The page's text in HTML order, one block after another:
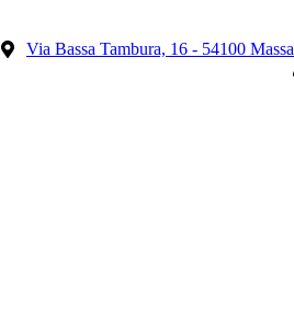
Via Bassa Tambura, 16 - 54100